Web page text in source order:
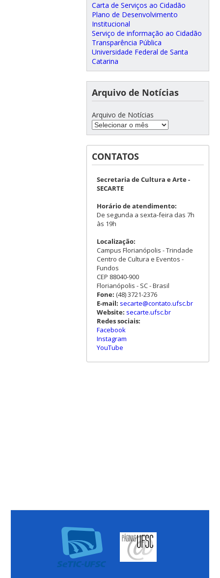
Carta de Serviços ao Cidadão
Plano de Desenvolvimento
Institucional
Serviço de informação ao Cidadão
Transparência Pública
Universidade Federal de Santa
Catarina
Arquivo de Notícias
Arquivo de Notícias
CONTATOS
Secretaria de Cultura e Arte -
SECARTE
Horário de atendimento:
De segunda a sexta-feira das 7h
às 19h
Localização:
Campus Florianópolis - Trindade
Centro de Cultura e Eventos -
Fundos
CEP 88040-900
Florianópolis - SC - Brasil
Fone: (48) 3721-2376
E-mail: secarte@contato.ufsc.br
Website: secarte.ufsc.br
Redes sociais:
Facebook
Instagram
YouTube